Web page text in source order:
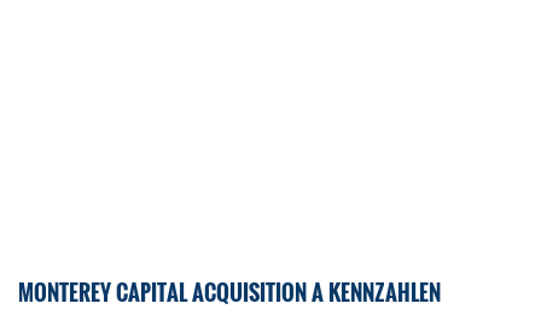
MONTEREY CAPITAL ACQUISITION A KENNZAHLEN